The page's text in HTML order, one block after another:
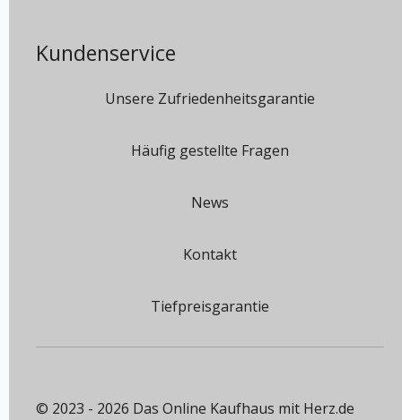
Kundenservice
Unsere Zufriedenheitsgarantie
Häufig gestellte Fragen
News
Kontakt
Tiefpreisgarantie
© 2023 - 2026 Das Online Kaufhaus mit Herz.de